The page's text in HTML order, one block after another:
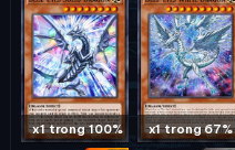
x1 trong 100% x1 trong 67%